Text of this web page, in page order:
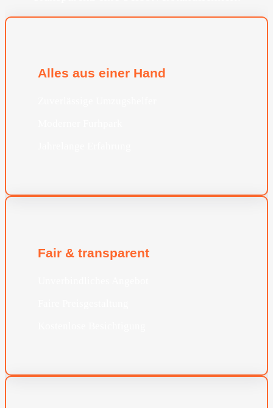
Alles aus einer Hand
Fair & transparent